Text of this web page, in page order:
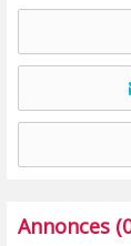
Annonces